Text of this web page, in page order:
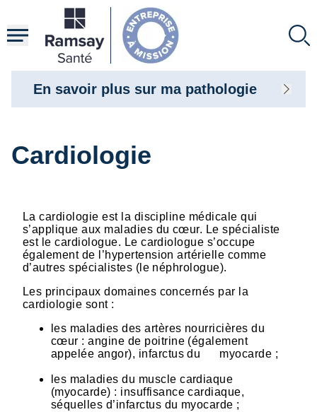
contenu
principal
Cardiologie
La cardiologie est la discipline médicale qui
s’applique aux maladies du cœur. Le spécialiste
est le cardiologue. Le cardiologue s’occupe
également de l’hypertension artérielle comme
d’autres spécialistes (le néphrologue).
Les principaux domaines concernés par la
cardiologie sont :
les maladies des artères nourricières du
cœur : angine de poitrine (également
appelée angor), infarctus du myocarde ;
les maladies du muscle cardiaque
(myocarde) : insuffisance cardiaque,
séquelles d’infarctus du myocarde ;
En savoir plus sur ma pathologie